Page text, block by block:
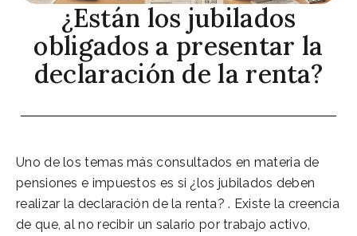
¿Están los jubilados
obligados a presentar la
declaración de la renta?
Uno de los temas más consultados en materia de
pensiones e impuestos es si ¿los jubilados deben
realizar la declaración de la renta? . Existe la creencia
de que, al no recibir un salario por trabajo activo,